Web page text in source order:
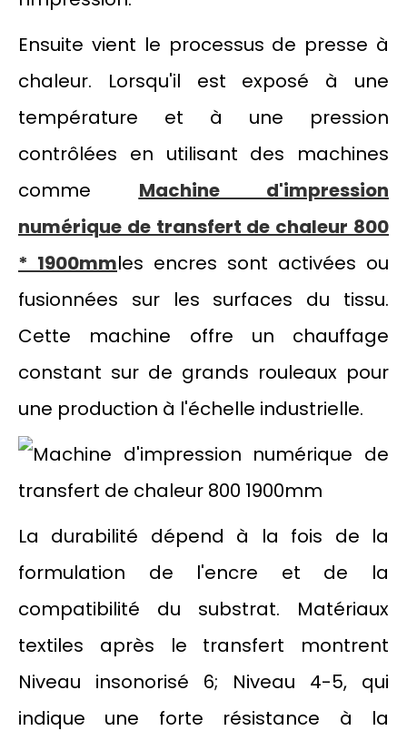
Ensuite vient le processus de presse à
chaleur. Lorsqu'il est exposé à une
température et à une pression
contrôlées en utilisant des machines
comme Machine d'impression
numérique de transfert de chaleur 800
* 1900mmles encres sont activées ou
fusionnées sur les surfaces du tissu.
Cette machine offre un chauffage
constant sur de grands rouleaux pour
une production à l'échelle industrielle.
La durabilité dépend à la fois de la
formulation de l'encre et de la
compatibilité du substrat. Matériaux
textiles après le transfert montrent
Niveau insonorisé 6; Niveau 4-5, qui
indique une forte résistance à la